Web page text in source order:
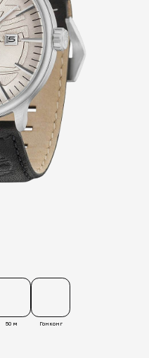
50 м Гонконг